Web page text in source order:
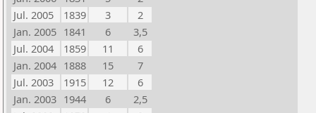
Jul. 2005
1839 3
2
Jan. 2005 1841 6
3,5
Jul. 2004
1859 11
6
Jan. 2004 1888 15
7
Jul. 2003
1915 12
6
Jan. 2003 1944 6
2,5